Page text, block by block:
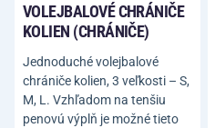
VOLEJBALOVÉ CHRÁNIČE
KOLIEN (CHRÁNIČE)
Jednoduché volejbalové
chrániče kolien, 3 veľkosti – S,
M, L. Vzhľadom na tenšiu
penovú výplň je možné tieto